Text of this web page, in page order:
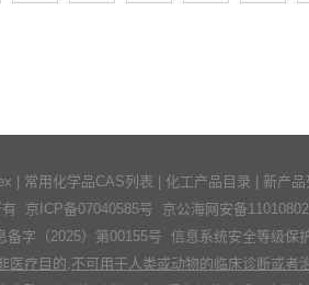
常用化学品CAS列表 化工产品目录 新产品
京ICP备07040585号
京公海网安备
备字（2025）第00155号 信息系统安全等级保
疗目的,不可用于人类或动物的临床诊断或者